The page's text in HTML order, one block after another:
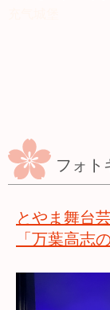
フォト
とやま舞台
「万葉高志